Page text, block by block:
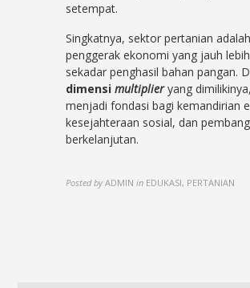
setempat.
Singkatnya, sektor pertanian
penggerak ekonomi yang jauh
sekadar penghasil bahan pangan.
dimensimultiplieryang
menjadi fondasi bagi kemandirian
kesejahteraan sosial, dan
berkelanjutan.
Posted by ADMIN in EDUKASI, PERTANIAN